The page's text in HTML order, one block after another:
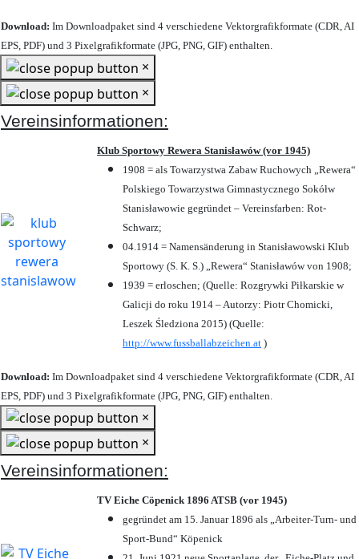
Download: Im Downloadpaket sind 4 verschiedene Vektorgrafikformate (CDR, AI
EPS, PDF) und 3 Pixelgrafikformate (JPG, PNG, GIF) enthalten.
×
×
Vereinsinformationen:
Klub Sportowy Rewera Stanisławów (vor 1945)
1908 = als Towarzystwa Zabaw Ruchowych „Rewera“
Polskiego Towarzystwa Gimnastycznego Sokółw
Stanisławowie gegründet – Vereinsfarben: Rot-
Schwarz;
04.1914 = Namensänderung in Stanisławowski Klub
Sportowy (S. K. S.) „Rewera“ Stanisławów von 1908;
1939 = erloschen; (Quelle: Rozgrywki Piłkarskie w
Galicji do roku 1914 – Autorzy: Piotr Chomicki,
Leszek Śledziona 2015) (Quelle:
http://www.fussballabzeichen.at )
Download: Im Downloadpaket sind 4 verschiedene Vektorgrafikformate (CDR, AI
EPS, PDF) und 3 Pixelgrafikformate (JPG, PNG, GIF) enthalten.
×
×
Vereinsinformationen:
TV Eiche Cöpenick 1896 ATSB (vor 1945)
gegründet am 15. Januar 1896 als „Arbeiter-Turn- und
Sport-Bund“ Köpenick